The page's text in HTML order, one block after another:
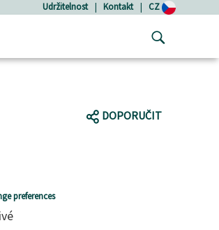
Udržitelnost | Kontakt | CZ
DOPORUČIT
preferences